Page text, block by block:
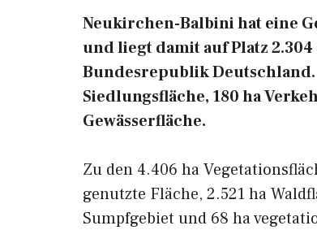
Neukirchen-Balbini hat eine
und liegt damit auf Platz
Bundesrepublik Deutschland.
Siedlungsfläche, 180 ha
Gewässerfläche.
Zu den 4.406 ha
genutzte Fläche, 2.521 ha
Sumpfgebiet und 68 ha